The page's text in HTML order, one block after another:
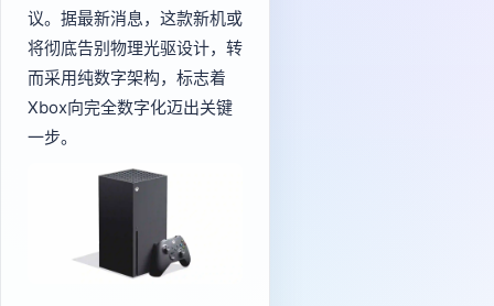
议。据最新消息，这款新机或
将彻底告别物理光驱设计，转
而采用纯数字架构，标志着
Xbox向完全数字化迈出关键
一步。